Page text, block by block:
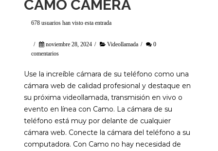
CAMO CAMERA
678 usuarios han visto esta entrada
/ noviembre 28, 2024 / Videollamada /
0
comentarios
Use la increíble cámara de su teléfono como una
cámara web de calidad profesional y destaque en
su próxima videollamada, transmisión en vivo o
evento en línea con Camo. La cámara de su
teléfono está muy por delante de cualquier
cámara web. Conecte la cámara del teléfono a su
computadora. Con Camo no hay necesidad de